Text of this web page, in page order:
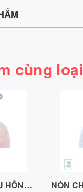
cùng loại
NÓN CHÓP MÀU HỒNG, VẢI COTTON AIR N020726PN